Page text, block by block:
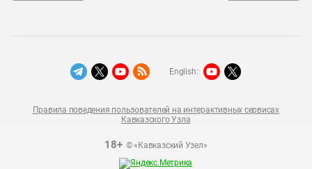
18+© «Кавказский Узел»
Правила поведения пользователей на интерактивных сервисах
Кавказского Узла
English: